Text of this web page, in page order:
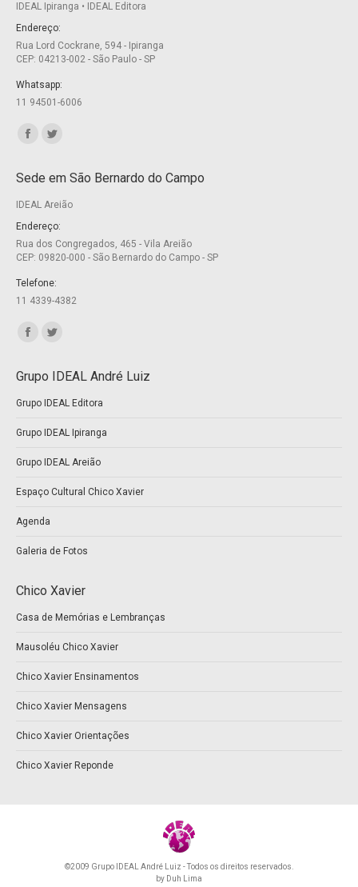
IDEAL Ipiranga • IDEAL Editora
Endereço:
Rua Lord Cockrane, 594 - Ipiranga
CEP: 04213-002 - São Paulo - SP
Whatsapp:
11 94501-6006
Encontre-nos em:
opens
in
new
window
opens
in
new
window
Sede em São Bernardo do Campo
IDEAL Areião
Endereço:
Rua dos Congregados, 465 - Vila Areião
CEP: 09820-000 - São Bernardo do Campo - SP
Telefone:
11 4339-4382
Encontre-nos em:
opens
in
opens
in
Grupo IDEAL André Luiz
Grupo IDEAL Editora
Grupo IDEAL Ipiranga
Grupo IDEAL Areião
Espaço Cultural Chico Xavier
Agenda
Galeria de Fotos
Chico Xavier
Casa de Memórias e Lembranças
Mausoléu Chico Xavier
Chico Xavier Ensinamentos
Chico Xavier Mensagens
Chico Xavier Orientações
Chico Xavier Reponde
©2009 Grupo IDEAL André Luiz - Todos os direitos reservados.
by Duh Lima